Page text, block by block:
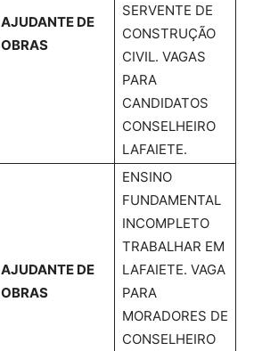
AJUDANTE DE
OBRAS
SERVENTE DE
CONSTRUÇÃO
CIVIL. VAGAS
PARA
CANDIDATOS
CONSELHEIRO
LAFAIETE.
AJUDANTE DE
OBRAS
ENSINO
FUNDAMENTAL
INCOMPLETO
TRABALHAR EM
LAFAIETE. VAGA
PARA
MORADORES DE
CONSELHEIRO